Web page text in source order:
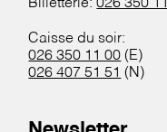
Billetterie:026 350
Caisse du soir:
026 350 11 00 (E)
026 407 51 51 (N)